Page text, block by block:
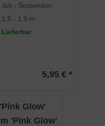
Juli - September
1,5 - 1,9 m
Lieferbar
5,95 € *
Glow'
'Pink Glow'